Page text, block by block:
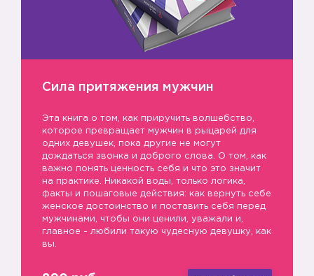
Сила притяжения мужчин
Эта книга о том, как приручить волшебство,
которое превращает мужчин в рыцарей для
одних девушек, пока другие не могут
дождаться звонка и доброго слова. О том, как
важно понять ценность себя и что это значит
на практике. Никакой воды, только логика,
факты и пошаговые действия: как вернуть себе
женское достоинство и поставить себя перед
мужчинами, чтобы они ценили, уважали и,
главное - любили такую чудесную девушку, как
вы.